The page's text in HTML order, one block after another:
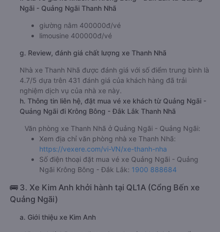
Ngãi - Quảng Ngãi Thanh Nhã
giường nằm 400000đ/vé
limousine 400000đ/vé
g. Review, đánh giá chất lượng xe Thanh Nhã
Nhà xe Thanh Nhã được đánh giá với số điểm trung bình là
4.7/5 dựa trên 431 đánh giá của khách hàng đã trải
nghiệm dịch vụ của nhà xe này.
h. Thông tin liên hệ, đặt mua vé xe khách từ Quảng Ngãi -
Quảng Ngãi đi Krông Bông - Đắk Lắk Thanh Nhã
Văn phòng xe Thanh Nhã ở Quảng Ngãi - Quảng Ngãi:
Xem địa chỉ văn phòng nhà xe Thanh Nhã:
https://vexere.com/vi-VN/xe-thanh-nha
Số điện thoại đặt mua vé xe Quảng Ngãi - Quảng
Ngãi Krông Bông - Đắk Lắk: 1900 888684
🚌 3. Xe Kim Anh khởi hành tại QL1A (Cổng Bến xe
Quảng Ngãi)
a. Giới thiệu xe Kim Anh